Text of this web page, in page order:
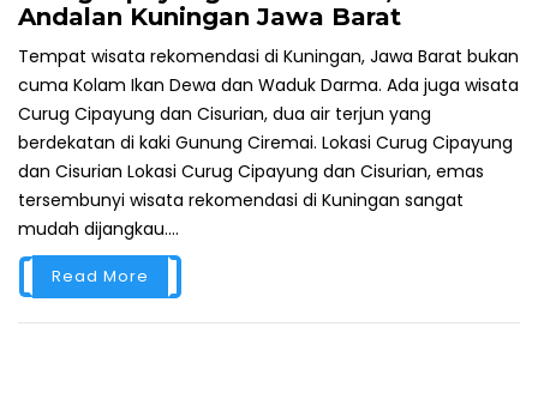
Andalan Kuningan Jawa Barat
Tempat wisata rekomendasi di Kuningan, Jawa Barat bukan
cuma Kolam Ikan Dewa dan Waduk Darma. Ada juga wisata
Curug Cipayung dan Cisurian, dua air terjun yang
berdekatan di kaki Gunung Ciremai. Lokasi Curug Cipayung
dan Cisurian Lokasi Curug Cipayung dan Cisurian, emas
tersembunyi wisata rekomendasi di Kuningan sangat
mudah dijangkau....
Read More